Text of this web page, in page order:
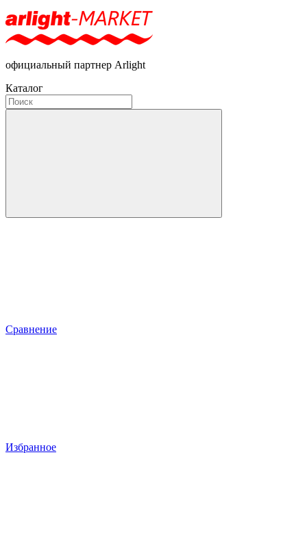
официальный партнер Arlight
Каталог
Сравнение
Избранное